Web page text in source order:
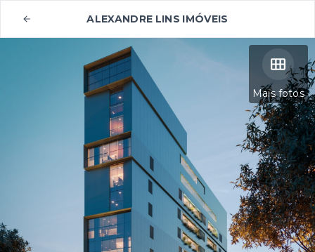
ALEXANDRE LINS IMÓVEIS
Mais fotos